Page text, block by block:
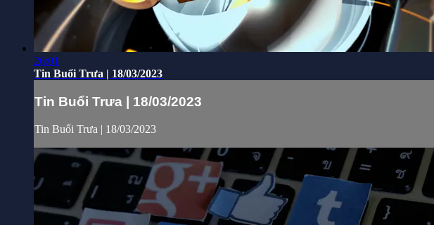
26:01
Tin Buổi Trưa | 18/03/2023
Tin Buổi Trưa | 18/03/2023
Tin Buổi Trưa | 18/03/2023